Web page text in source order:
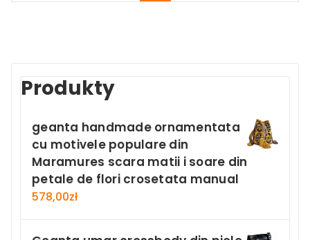
Produkty
geanta handmade ornamentata
cu motivele populare din
Maramures scara matii i soare din
petale de flori crosetata manual
578,00zł